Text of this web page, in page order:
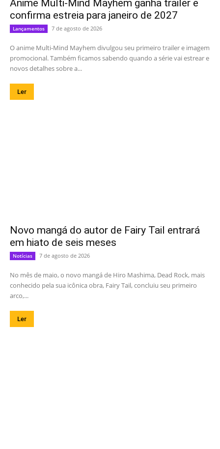
Anime Multi-Mind Mayhem ganha trailer e
confirma estreia para janeiro de 2027
Lançamentos 7 de agosto de 2026
O anime Multi-Mind Mayhem divulgou seu primeiro trailer e imagem
promocional. Também ficamos sabendo quando a série vai estrear e
novos detalhes sobre a...
Ler
Novo mangá do autor de Fairy Tail entrará
em hiato de seis meses
Notícias 7 de agosto de 2026
No mês de maio, o novo mangá de Hiro Mashima, Dead Rock, mais
conhecido pela sua icônica obra, Fairy Tail, concluiu seu primeiro
arco,...
Ler